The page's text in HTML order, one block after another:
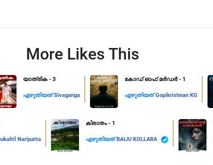
More Likes This
യാത്രിക - 3
എഴുതിയത്Sivaganga
കോഡ് ഓഫ് മർഡർ - 1
എഴുതിയത്Gopikrishnan KG
Naripatta
കിരാതം - 1
എഴുതിയത്BAIJU KOLLARA